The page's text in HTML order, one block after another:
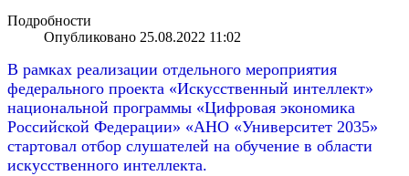
Подробности
Опубликовано 25.08.2022 11:02
В рамках реализации отдельного мероприятия
федерального проекта «Искусственный интеллект»
национальной программы «Цифровая экономика
Российской Федерации» «АНО «Университет 2035»
стартовал отбор слушателей на обучение в области
искусственного интеллекта.